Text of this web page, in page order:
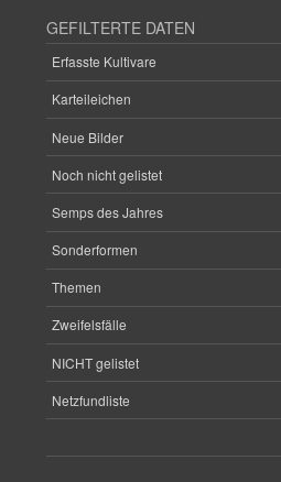
GEFILTERTE DATEN
Erfasste Kultivare
Karteileichen
Neue Bilder
Noch nicht gelistet
Semps des Jahres
Sonderformen
Themen
Zweifelsfälle
NICHT gelistet
Netzfundliste